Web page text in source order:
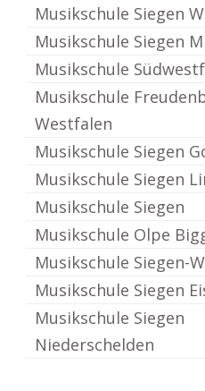
Musikschule Siegen
Musikschule Siegen
Musikschule
Musikschule
Westfalen
Musikschule Siegen
Musikschule Siegen
Musikschule Siegen
Musikschule Olpe
Musikschule Siegen-
Musikschule Siegen
Musikschule Siegen
Niederschelden